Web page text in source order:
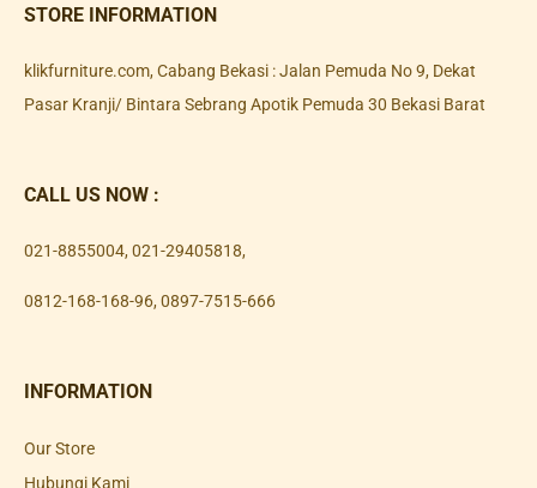
STORE INFORMATION
klikfurniture.com, Cabang Bekasi : Jalan Pemuda No 9, Dekat
Pasar Kranji/ Bintara Sebrang Apotik Pemuda 30 Bekasi Barat
CALL US NOW :
021-8855004, 021-29405818,
0812-168-168-96, 0897-7515-666
INFORMATION
Our Store
Hubungi Kami